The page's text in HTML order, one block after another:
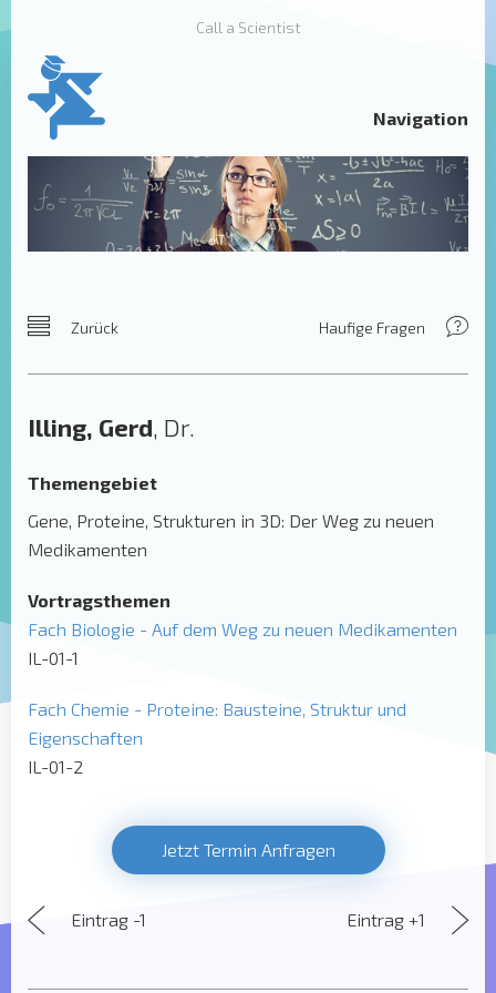
Call a Scientist
Navigation
Zurück Haufige Fragen
Illing, Gerd, Dr.
Themengebiet
Gene, Proteine, Strukturen in 3D: Der Weg zu neuen
Medikamenten
Vortragsthemen
Fach Biologie - Auf dem Weg zu neuen Medikamenten
IL-01-1
Fach Chemie - Proteine: Bausteine, Struktur und
Eigenschaften
IL-01-2
Jetzt Termin Anfragen
Eintrag -1 Eintrag +1